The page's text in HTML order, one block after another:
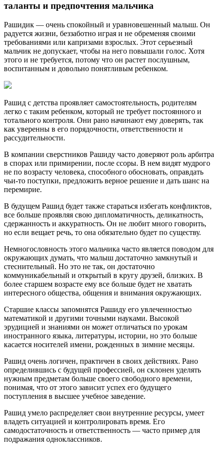
таланты и предпочтения мальчика
Рашидик — очень спокойный и уравновешенный малыш. Он
радуется жизни, беззаботно играя и не обременяя своими
требованиями или капризами взрослых. Этот серьезный
мальчик не допускает, чтобы на него повышали голос. Хотя
этого и не требуется, потому что он растет послушным,
воспитанным и довольно понятливым ребенком.
Рашид с детства проявляет самостоятельность, родителям
легко с таким ребенком, который не требует постоянного и
тотального контроля. Они рано начинают ему доверять, так
как уверенны в его порядочности, ответственности и
рассудительности.
В компании сверстников Рашиду часто доверяют роль арбитра
в спорах или примирении, после ссоры. В нем видят мудрого
не по возрасту человека, способного обосновать, оправдать
чьи-то поступки, предложить верное решение и дать шанс на
перемирие.
В будущем Рашид будет также стараться избегать конфликтов,
все больше проявляя свою дипломатичность, деликатность,
сдержанность и аккуратность. Он не любит много говорить,
но если вещает речь, то она обязательно будет по существу.
Немногословность этого мальчика часто является поводом для
окружающих думать, что малыш достаточно замкнутый и
стеснительный. Но это не так, он достаточно
коммуникабельный и открытый в кругу друзей, близких. В
более старшем возрасте ему все больше будет не хватать
интересного общества, общения и внимания окружающих.
Старшие классы запомнятся Рашиду его увлеченностью
математикой и другими точными науками. Высокой
эрудицией и знаниями он может отличаться по урокам
иностранного языка, литературы, истории, но это больше
касается носителей имени, рожденных в зимние месяцы.
Рашид очень логичен, практичен в своих действиях. Рано
определившись с будущей профессией, он склонен уделять
нужным предметам больше своего свободного времени,
понимая, что от этого зависит успех его будущего
поступления в высшее учебное заведение.
Рашид умело распределяет свои внутренние ресурсы, умеет
владеть ситуацией и контролировать время. Его
самодостаточность и ответственность — часто пример для
подражания одноклассников.